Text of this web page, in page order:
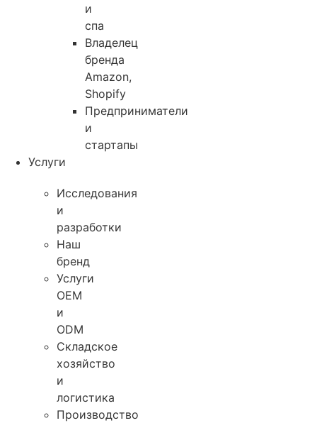
и
спа
Владелец
бренда
Amazon,
Shopify
Предприниматели
и
стартапы
Услуги
Исследования
и
разработки
Наш
бренд
Услуги
OEM
и
ODM
Складское
хозяйство
и
логистика
Производство